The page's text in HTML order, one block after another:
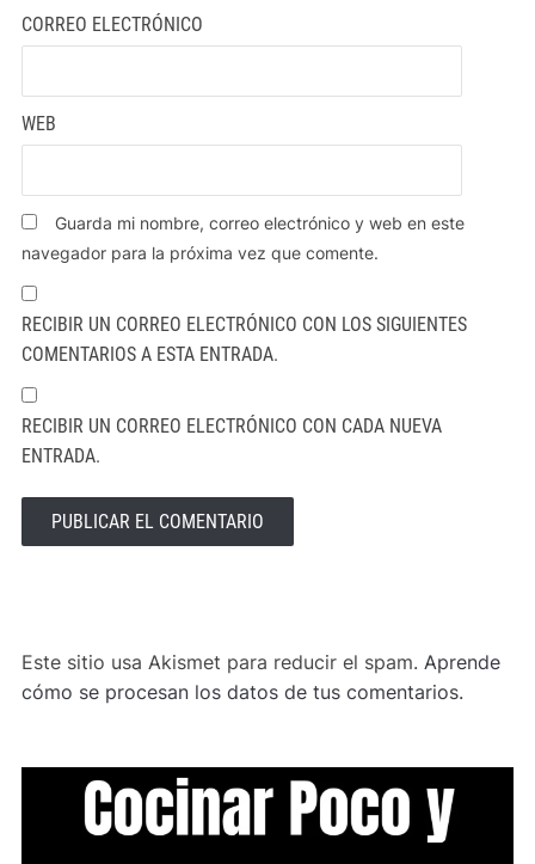
CORREO ELECTRÓNICO
WEB
Guarda mi nombre, correo electrónico y web en este
navegador para la próxima vez que comente.
RECIBIR UN CORREO ELECTRÓNICO CON LOS SIGUIENTES
COMENTARIOS A ESTA ENTRADA.
RECIBIR UN CORREO ELECTRÓNICO CON CADA NUEVA
ENTRADA.
Este sitio usa Akismet para reducir el spam. Aprende
cómo se procesan los datos de tus comentarios.